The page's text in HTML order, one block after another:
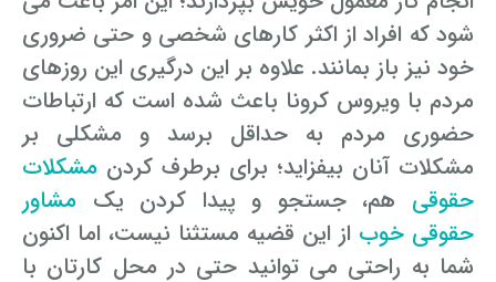
شود که افراد از اکثر کارهای شخصی و حتی ضروری
خود نیز باز بمانند. علاوه بر این درگیری این روزهای
مردم با ویروس کرونا باعث شده است که ارتباطات
حضوری مردم به حداقل برسد و مشکلی بر
مشکلات آنان بیفزاید؛ برای برطرف کردن مشکلات
حقوقی هم، جستجو و پیدا کردن یک مشاور
حقوقی خوب از این قضیه مستثنا نیست، اما اکنون
شما به راحتی می توانید حتی در محل کارتان با